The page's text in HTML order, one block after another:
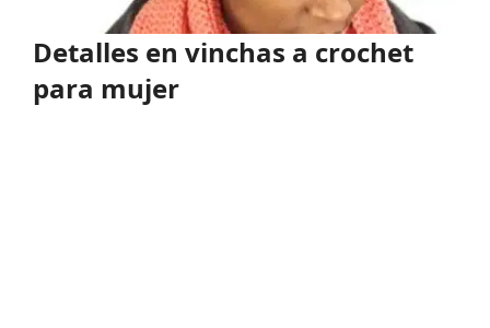
Detalles en vinchas a crochet
para mujer